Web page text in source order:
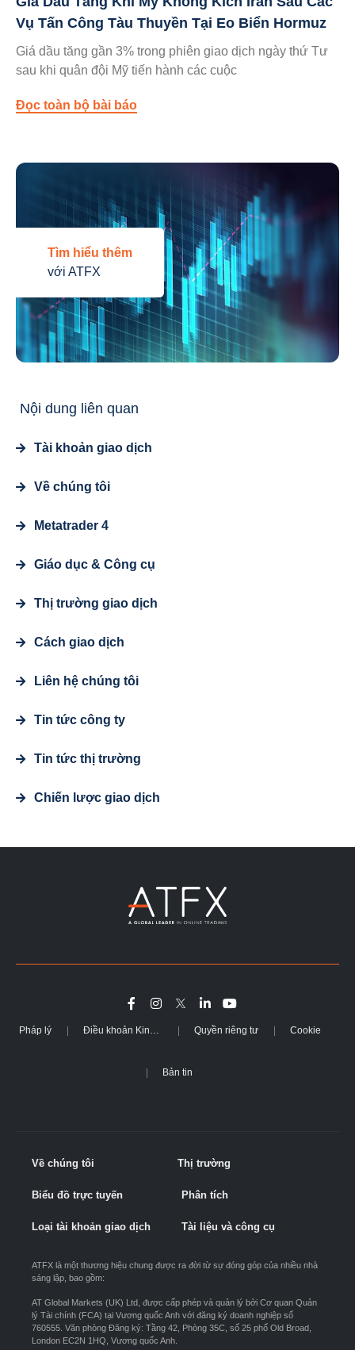
Vụ Tấn Công Tàu Thuyền Tại Eo Biển Hormuz
Giá dầu tăng gần 3% trong phiên giao dịch ngày thứ Tư
sau khi quân đội Mỹ tiến hành các cuộc
Đọc toàn bộ bài báo
Tìm hiểu thêm
với ATFX
Nội dung liên quan
Tài khoản giao dịch
Về chúng tôi
Metatrader 4
Giáo dục & Công cụ
Thị trường giao dịch
Cách giao dịch
Liên hệ chúng tôi
Tin tức công ty
Tin tức thị trường
Chiến lược giao dịch
Pháp lý Điều khoản Kinh doanh Quyền riêng tư Cookie
Bản tin
Về chúng tôi Thị trường
Biểu đồ trực tuyến Phân tích
Loại tài khoản giao dịch Tài liệu và công cụ
ATFX là một thương hiệu chung được ra đời từ sự đóng góp của nhiều nhà
sáng lập, bao gồm:
AT Global Markets (UK) Ltd, được cấp phép và quản lý bởi Cơ quan Quản
lý Tài chính (FCA) tại Vương quốc Anh với đăng ký doanh nghiệp số
760555. Văn phòng Đăng ký: Tầng 42, Phòng 35C, số 25 phố Old Broad,
London EC2N 1HQ, Vương quốc Anh.